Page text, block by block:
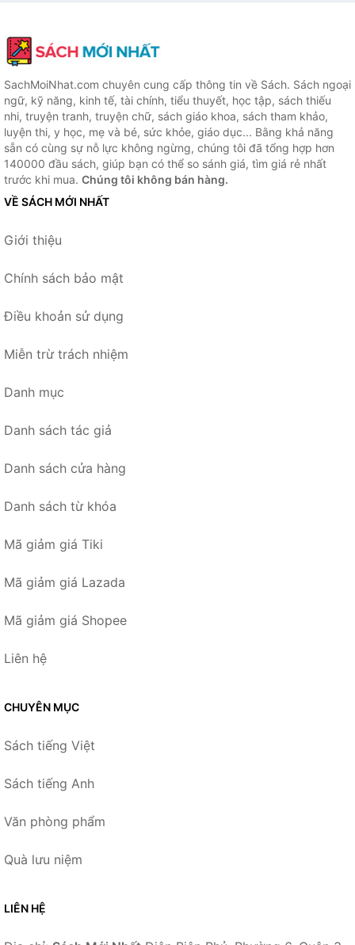
SachMoiNhat.com chuyên cung cấp thông tin về Sách. Sách ngoại
ngữ, kỹ năng, kinh tế, tài chính, tiểu thuyết, học tập, sách thiếu
nhi, truyện tranh, truyện chữ, sách giáo khoa, sách tham khảo,
luyện thi, y học, mẹ và bé, sức khỏe, giáo dục... Bằng khả năng
sẵn có cùng sự nỗ lực không ngừng, chúng tôi đã tổng hợp hơn
140000 đầu sách, giúp bạn có thể so sánh giá, tìm giá rẻ nhất
trước khi mua. Chúng tôi không bán hàng.
VỀ SÁCH MỚI NHẤT
Giới thiệu
Chính sách bảo mật
Điều khoản sử dụng
Miễn trừ trách nhiệm
Danh mục
Danh sách tác giả
Danh sách cửa hàng
Danh sách từ khóa
Mã giảm giá Tiki
Mã giảm giá Lazada
Mã giảm giá Shopee
Liên hệ
CHUYÊN MỤC
Sách tiếng Việt
Sách tiếng Anh
Văn phòng phẩm
Quà lưu niệm
LIÊN HỆ